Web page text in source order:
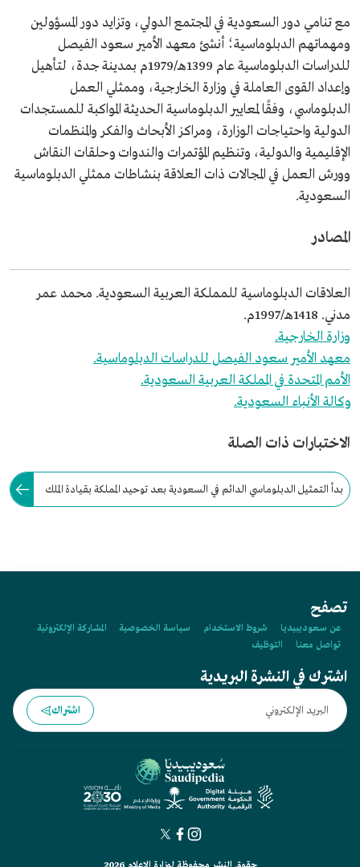
مع تنامي دور السعودية في المجتمع الدولي، وتزايد دور المسؤولين
ومهماتهم الدبلوماسية؛ أنشئ معهد الأمير سعود الفيصل
للدراسات الدبلوماسية عام 1399هـ/1979م بمدينة جدة، لتأهيل
وإعداد القوى العاملة في وزارة الخارجية، وممثلي العمل
الدبلوماسي، وفقًا لمعايير الدبلوماسية الحديثة المواكبة للمستجدات
الدولية واحتياجات الوزارة، ومراكز الأبحاث والفكر والمنظمات
الإقليمية والدولية، وتنظيم المؤتمرات والندوات وحلقات النقاش
وورش العمل في المجالات ذات العلاقة بنشاطات ممثلي الدبلوماسية
السعودية.
المصادر
العلاقات الدبلوماسية للمملكة العربية السعودية. محمد عمر
مدني. 1418هـ/1997م.
وزارة الخارجية.
معهد الأمير سعود الفيصل للدراسات الدبلوماسية.
الأمم المتحدة في المملكة العربية السعودية.
وكالة الأنباء السعودية.
الاختبارات ذات الصلة
بدأ التمثيل الدبلوماسي الدائم في السعودية بعد توحيد المملكة بقيادة الملك
تصفح
عن سعوديبيديا شروط الاستخدام سياسة الخصوصية
المشاركة الإلكترونية
تواصل معنا
التوظيف
اشترك في النشرة البريدية
اشتراك